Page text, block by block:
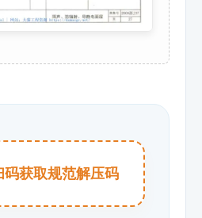
码获取规范解压码